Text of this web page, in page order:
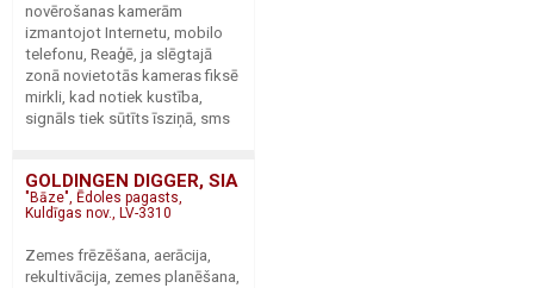
novērošanas kamerām
izmantojot Internetu, mobilo
telefonu, Reaģē, ja slēgtajā
zonā novietotās kameras fiksē
mirkli, kad notiek kustība,
signāls tiek sūtīts īsziņā, sms
GOLDINGEN DIGGER, SIA
"Bāze", Ēdoles pagasts,
Kuldīgas nov., LV-3310
Zemes frēzēšana, aerācija,
rekultivācija, zemes planēšana,